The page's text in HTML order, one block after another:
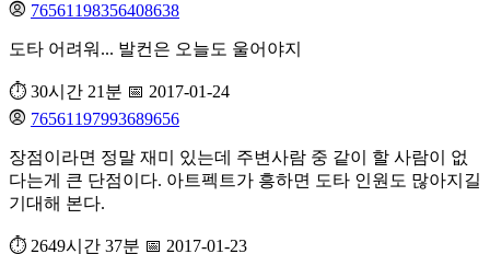
76561198356408638
도타 어려워... 발컨은 오늘도 울어야지
⏱️ 30시간 21분 📅 2017-01-24
76561197993689656
장점이라면 정말 재미 있는데 주변사람 중 같이 할 사람이 없
다는게 큰 단점이다. 아트펙트가 흥하면 도타 인원도 많아지길
기대해 본다.
⏱️ 2649시간 37분 📅 2017-01-23